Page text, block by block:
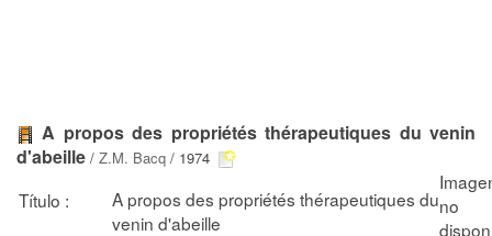
A propos des propriétés thérapeutiques du venin
d'abeille / Z.M. Bacq / 1974
Título :
A propos des propriétés thérapeutiques du
venin d'abeille